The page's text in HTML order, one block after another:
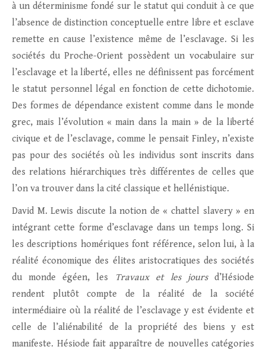
à un déterminisme fondé sur le statut qui conduit à ce que
l’absence de distinction conceptuelle entre libre et esclave
remette en cause l’existence même de l’esclavage. Si les
sociétés du Proche-Orient possèdent un vocabulaire sur
l’esclavage et la liberté, elles ne définissent pas forcément
le statut personnel légal en fonction de cette dichotomie.
Des formes de dépendance existent comme dans le monde
grec, mais l’évolution « main dans la main » de la liberté
civique et de l’esclavage, comme le pensait Finley, n’existe
pas pour des sociétés où les individus sont inscrits dans
des relations hiérarchiques très différentes de celles que
l’on va trouver dans la cité classique et hellénistique.
David M. Lewis discute la notion de « chattel slavery » en
intégrant cette forme d’esclavage dans un temps long. Si
les descriptions homériques font référence, selon lui, à la
réalité économique des élites aristocratiques des sociétés
du monde égéen, les
Travaux et les joursd’Hésiode
rendent plutôt compte de la réalité de la société
intermédiaire où la réalité de l’esclavage y est évidente et
celle de l’aliénabilité de la propriété des biens y est
manifeste. Hésiode fait apparaître de nouvelles catégories